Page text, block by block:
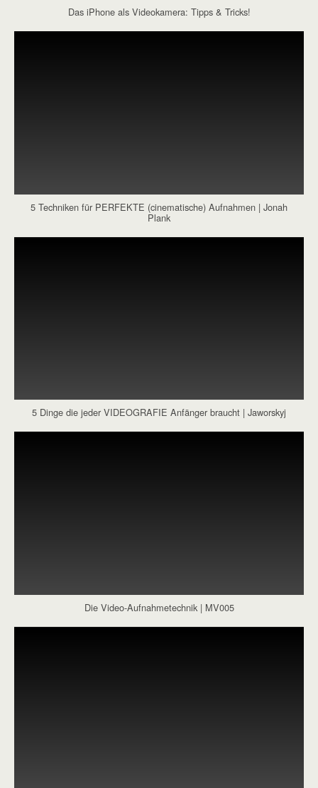
Das iPhone als Videokamera: Tipps & Tricks!
5 Techniken für PERFEKTE (cinematische) Aufnahmen | Jonah
Plank
5 Dinge die jeder VIDEOGRAFIE Anfänger braucht | Jaworskyj
Die Video-Aufnahmetechnik | MV005